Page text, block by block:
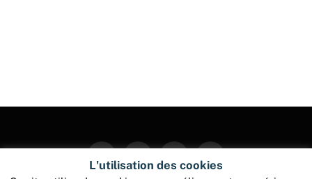
FacebookTwitter InstagramPinterest
L'utilisation des cookies